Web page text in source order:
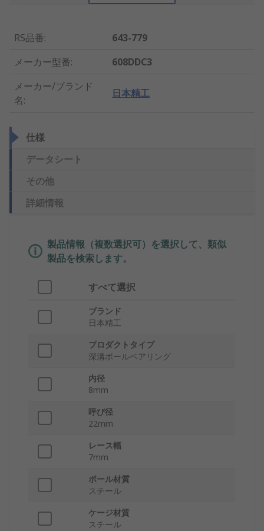
RS品番:
643-779
メーカー型番:
608DDC3
メーカー/ブランド
名:
日本精工
仕様
データシート
その他
詳細情報
製品情報（複数選択可）を選択して、類似
製品を検索します。
すべて選択
ブランド
日本精工
プロダクトタイプ
深溝ボールベアリング
内径
8mm
呼び径
22mm
レース幅
7mm
ボール材質
スチール
ケージ材質
スチール